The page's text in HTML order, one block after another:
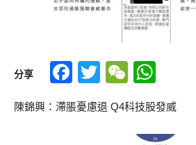
分享 Facebook
TwitterWeChat
陳錦興：滯脹憂慮退 Q4科技股發威